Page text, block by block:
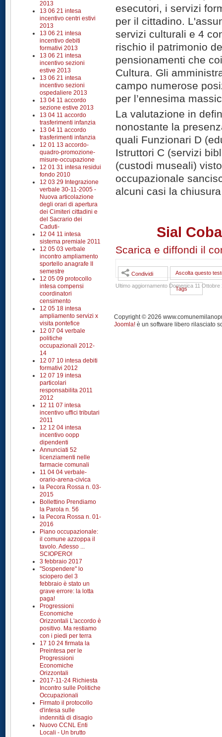
2013
13 06 21 intesa
incentivo centri estivi
2013
13 06 21 intesa
incentivo debiti
formativi 2013
13 06 21 intesa
incentivo sezioni
estive 2013
13 06 21 intesa
incentivo sezioni
ospedaliere 2013
13 04 11 accordo
sezione estive 2013
13 04 11 accordo
trasferimenti infanzia
13 04 11 accordo
trasferimenti infanzia
12 01 13 accordo-
quadro-promozione-
misure-occupazione
12 01 31 intesa residui
fondo 2010
12 03 29 Integrazione
verbale 30-11-2005 -
Nuova articolazione
degli orari di apertura
dei Cimiteri cittadini e
del Sacrario dei
Caduti-
12 04 11 intesa
sistema premiale 2011
12 05 03 verbale
incontro ampliamento
sportello anagrafe II
semestre
12 05 09 protocollo
intesa compensi
coordinatori
censimento
12 05 18 intesa
ampliamento servizi x
visita pontefice
12 07 04 verbale
politiche
occupazionali 2012-
14
12 07 10 intesa debiti
formativi 2012
12 07 19 intesa
particolari
responsabilita 2011
2012
12 11 07 intesa
incentivo uffici tributari
2011
12 12 04 intesa
incentivo oopp
dipendenti
Annunciati 52
licenziamenti nelle
farmacie comunali
11 04 04 verbale-
orario-arena-civica
la Pecora Rossa n. 03-
2015
Bollettino Prendiamo
la Parola n. 56
la Pecora Rossa n. 01-
2016
Piano occupazionale:
il comune azzoppa il
tavolo. Adesso ...
SCIOPERO!
3 febbraio 2017
"Sospendere" lo
sciopero del 3
febbraio è stato un
grave errore: la lotta
paga!
Progressioni
Economiche
Orizzontali L'accordo è
positivo. Ma restiamo
con i piedi per terra
17 10 24 firmata la
Preintesa per le
Progressioni
Economiche
Orizzontali
2017-11-24 Richiesta
Incontro sulle Politiche
Occupazionali
Firmato il protocollo
d'intesa sulle
indennità di disagio
Nuovo CCNL Enti
Locali - Un brutto
esecutori, i servizi
per il cittadino.
servizi culturali e 4
rischio il patrimonio
pensionamenti che
Cultura. Gli
campo numerose
per l’ennesima
La valutazione in
nonostante la
quali Funzionari D
Istruttori C (servizi
(custodi museali)
occupazionale
alcuni casi la
Sial
Scarica e diffondi il
Condividi Ascolta questo
Tags
Ultimo aggiornamento Domenica 11 Ottobre
Copyright © 2026
Joomla! è un software libero rilasciato